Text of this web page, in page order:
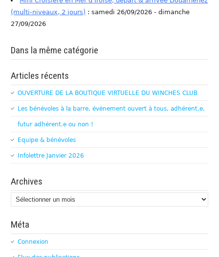
(multi-niveaux, 2 jours) : samedi 26/09/2026 - dimanche
27/09/2026
Dans la même catégorie
Articles récents
OUVERTURE DE LA BOUTIQUE VIRTUELLE DU WINCHES CLUB
Les bénévoles à la barre, évènement ouvert à tous, adhérent.e,
futur adhérent.e ou non !
Equipe & bénévoles
Infolettre Janvier 2026
Archives
Archives
Méta
Connexion